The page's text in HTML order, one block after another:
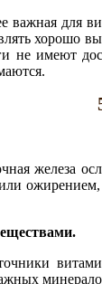
важная для
хорошо
не имеют
железа